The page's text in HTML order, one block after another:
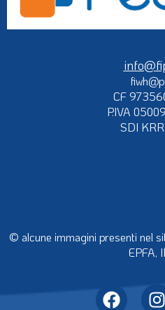
CF
P.IVA
SDI
© alcune immagini presenti nel
EPFA,